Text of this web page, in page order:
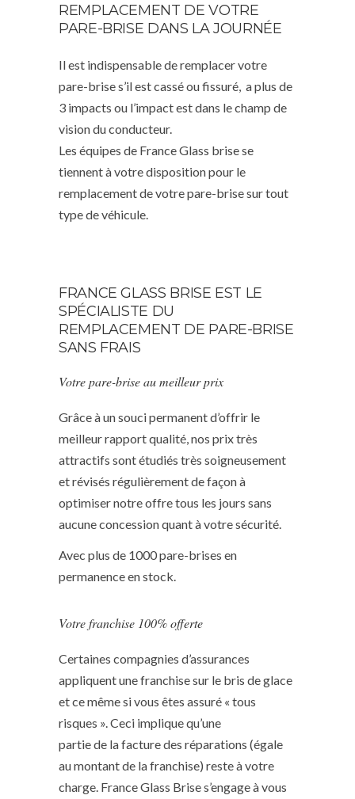
REMPLACEMENT DE VOTRE
PARE-BRISE DANS LA JOURNÉE
Il est indispensable de remplacer votre
pare-brise s’il est cassé ou fissuré, a plus de
3 impacts ou l’impact est dans le champ de
vision du conducteur.
Les équipes de France Glass brise se
tiennent à votre disposition pour le
remplacement de votre pare-brise sur tout
type de véhicule.
FRANCE GLASS BRISE EST LE
SPÉCIALISTE DU
REMPLACEMENT DE PARE-BRISE
SANS FRAIS
Votre pare-brise au meilleur prix
Grâce à un souci permanent d’offrir le
meilleur rapport qualité, nos prix très
attractifs sont étudiés très soigneusement
et révisés régulièrement de façon à
optimiser notre offre tous les jours sans
aucune concession quant à votre sécurité.
Avec plus de 1000 pare-brises en
permanence en stock.
Votre franchise 100% offerte
Certaines compagnies d’assurances
appliquent une franchise sur le bris de glace
et ce même si vous êtes assuré « tous
risques ». Ceci implique qu’une
partie de la facture des réparations (égale
au montant de la franchise) reste à votre
charge. France Glass Brise s’engage à vous